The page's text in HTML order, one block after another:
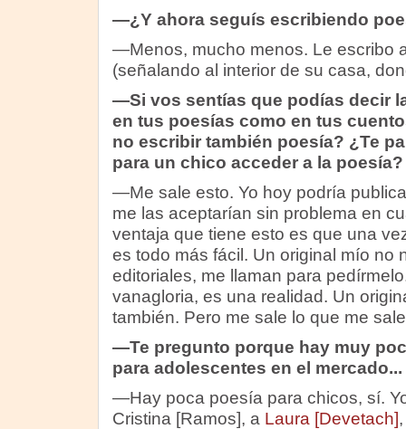
—¿Y ahora seguís escribiendo
—Menos, mucho menos. Le escribo
(señalando al interior de su casa,
—Si vos sentías que podías decir
en tus poesías como en tus
no escribir también poesía? ¿Te
para un chico acceder a la poesía?
—Me sale esto. Yo hoy podría
me las aceptarían sin problema en
ventaja que tiene esto es que una
es todo más fácil. Un original mío no
editoriales, me llaman para
vanagloria, es una realidad. Un
también. Pero me sale lo que me
—Te pregunto porque hay muy
para adolescentes en el mercado...
—Hay poca poesía para chicos, sí.
Cristina [Ramos], a Laura [Devetach]